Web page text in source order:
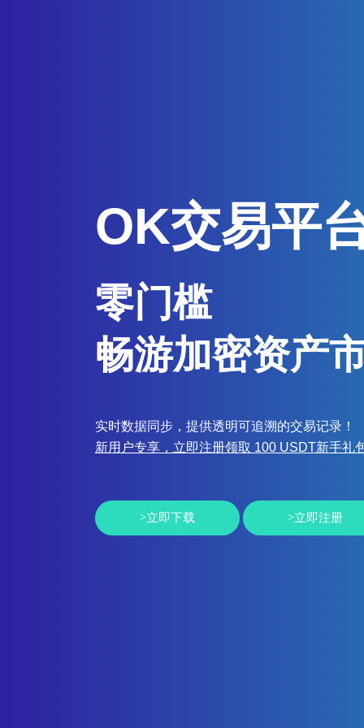
OK交易平
零门槛
畅游加密资产
实时数据同步，提供透明可追溯的交易记录！
新用户专享，立即注册领取 100 USDT新手礼
>立即下载 >立即注册